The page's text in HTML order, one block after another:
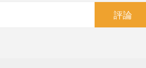
評論